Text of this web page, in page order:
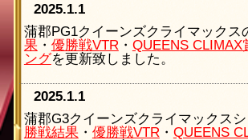
2025.1.1
蒲郡PG1クイーンズクライマックス
果・ 優勝戦VTR・ QUEENS CLIMAX
ングを更新致しました。
2025.1.1
蒲郡G3クイーンズクライマックス
勝戦結果・ 優勝戦VTR・ QUEENS